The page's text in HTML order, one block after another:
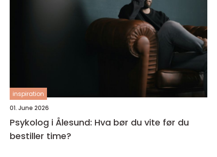
inspiration
01. June 2026
Psykolog i Ålesund: Hva bør du vite før du
bestiller time?